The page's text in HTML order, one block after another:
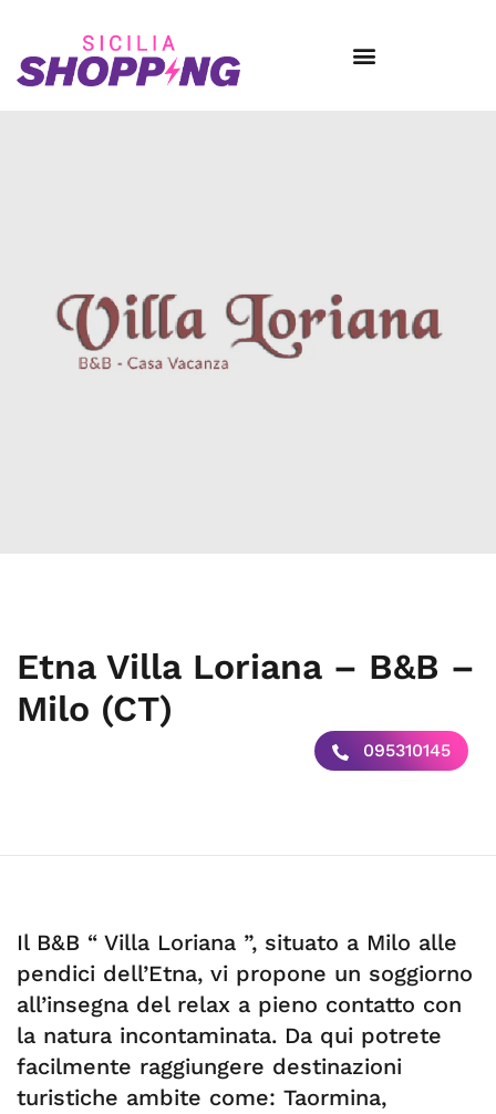
Etna Villa Loriana – B&B –
Milo (CT)
095310145
Il B&B “ Villa Loriana ”, situato a Milo alle
pendici dell’Etna, vi propone un soggiorno
all’insegna del relax a pieno contatto con
la natura incontaminata. Da qui potrete
facilmente raggiungere destinazioni
turistiche ambite come: Taormina,